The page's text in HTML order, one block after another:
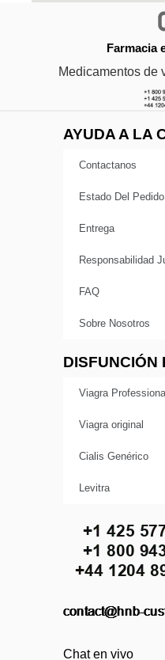
Farmacia
Medicamentos de
AYUDA A LA
Contactanos
Estado Del Pedido
Entrega
Responsabilidad
FAQ
Sobre Nosotros
DISFUNCIÓN
Viagra
Viagra original
Cialis Genérico
Levitra
Chat en vivo